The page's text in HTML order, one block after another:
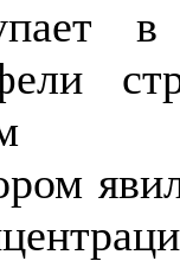
в